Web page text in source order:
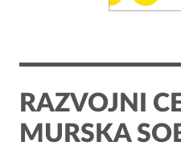
RAZVOJNI
MURSKA